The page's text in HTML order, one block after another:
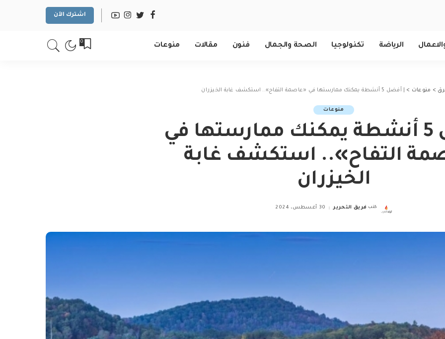
اشترك الآن
الرياضة تكنولوجيا الصحة والجمال فنون مقالات منوعات 0
> منوعات > | أفضل 5 أنشطة يمكنك ممارستها في «عاصمة التفاح».. استكشف غابة الخيزران
منوعات
| أفضل 5 أنشطة يمكنك ممارستها في
التفاح».. استكشف غابة
الخيزران
Posted
كتب فريق التحرير 30 أغسطس، 2024